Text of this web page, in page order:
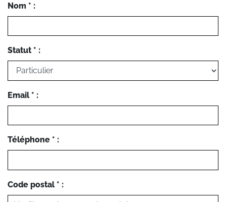
Nom * :
Statut * :
Email * :
Téléphone * :
Code postal * :